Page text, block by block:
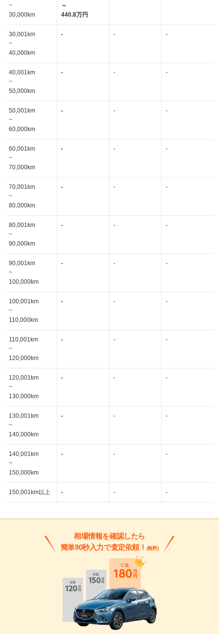
~
30,000km
～
440.8万円
30,001km
~
40,000km
- - -
40,001km
~
50,000km
- - -
50,001km
~
60,000km
- - -
60,001km
~
70,000km
- - -
70,001km
~
80,000km
- - -
80,001km
~
90,000km
- - -
90,001km
~
100,000km
- - -
100,001km
~
110,000km
- - -
110,001km
~
120,000km
- - -
120,001km
~
130,000km
- - -
130,001km
~
140,000km
- - -
140,001km
~
150,000km
- - -
150,001km以上 - - -
相場情報を確認したら
簡単90秒入力で査定依頼！ (無料)